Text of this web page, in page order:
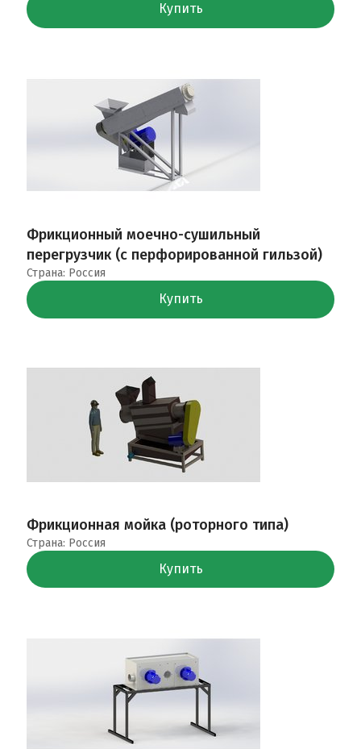
Купить
Фрикционный моечно-сушильный
перегрузчик (с перфорированной гильзой)
Страна: Россия
Купить
Фрикционная мойка (роторного типа)
Страна: Россия
Купить